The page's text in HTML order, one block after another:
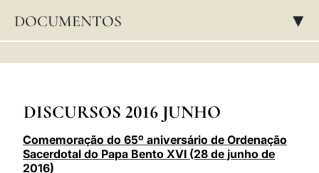
DOCUMENTOS ▸
DISCURSOS 2016 JUNHO
Comemoração do 65º aniversário de Ordenação
Sacerdotal do Papa Bento XVI (28 de junho de
2016)